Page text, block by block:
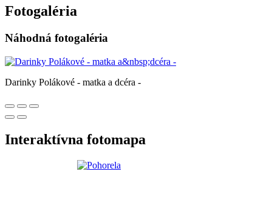
Fotogaléria
Náhodná fotogaléria
Darinky Polákové - matka a dcéra -
Interaktívna fotomapa